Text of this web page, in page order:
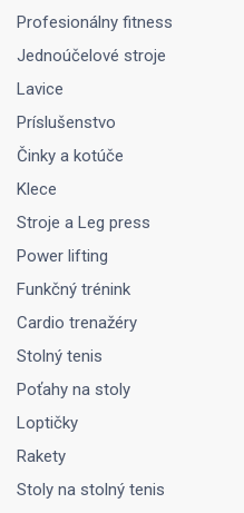
Profesionálny fitness
Jednoúčelové stroje
Lavice
Príslušenstvo
Činky a kotúče
Klece
Stroje a Leg press
Power lifting
Funkčný trénink
Cardio trenažéry
Stolný tenis
Poťahy na stoly
Loptičky
Rakety
Stoly na stolný tenis